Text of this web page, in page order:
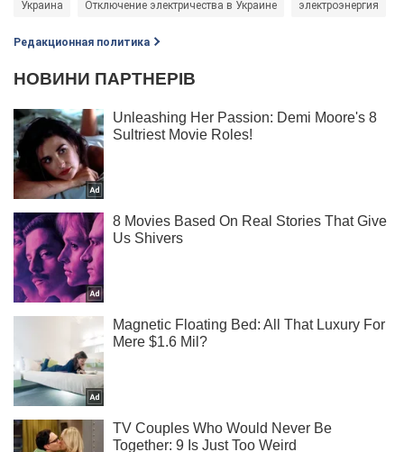
Украина Отключение электричества в Украине электроэнергия
Редакционная политика